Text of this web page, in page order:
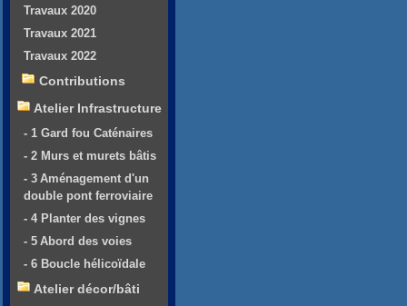
Travaux 2020
Travaux 2021
Travaux 2022
Contributions
Atelier Infrastructure
- 1 Gard fou Caténaires
- 2 Murs et murets bâtis
- 3 Aménagement d'un
double pont ferroviaire
- 4 Planter des vignes
- 5 Abord des voies
- 6 Boucle hélicoïdale
Atelier décor/bâti